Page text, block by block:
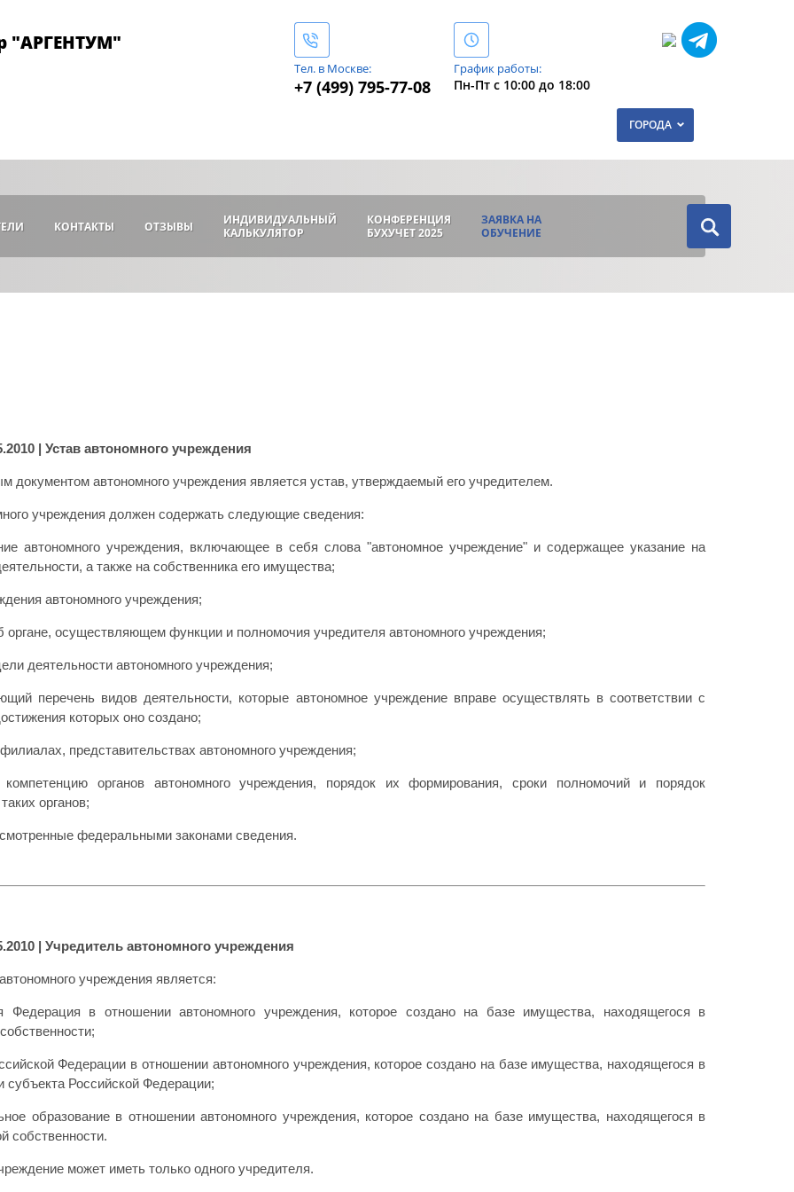
"АРГЕНТУМ"
ГОРОДА
Тел. в Москве:
+7 (499) 795-77-08
График работы:
Пн-Пт с 10:00 до 18:00
КОНТАКТЫ ОТЗЫВЫ
ИНДИВИДУАЛЬНЫЙ
КАЛЬКУЛЯТОР
КОНФЕРЕНЦИЯ
БУХУЧЕТ 2025
ЗАЯВКА НА
ОБУЧЕНИЕ
| Устав автономного учреждения
документом автономного учреждения является устав, утверждаемый его учредителем.
учреждения должен содержать следующие сведения:
автономного учреждения, включающее в себя слова "автономное учреждение" и содержащее указание на
а также на собственника его имущества;
автономного учреждения;
органе, осуществляющем функции и полномочия учредителя автономного учреждения;
деятельности автономного учреждения;
перечень видов деятельности, которые автономное учреждение вправе осуществлять в соответствии с
которых оно создано;
представительствах автономного учреждения;
компетенцию органов автономного учреждения, порядок их формирования, сроки полномочий и порядок
органов;
федеральными законами сведения.
| Учредитель автономного учреждения
учреждения является:
Федерация в отношении автономного учреждения, которое создано на базе имущества, находящегося в
Федерации в отношении автономного учреждения, которое создано на базе имущества, находящегося в
субъекта Российской Федерации;
образование в отношении автономного учреждения, которое создано на базе имущества, находящегося в
собственности.
может иметь только одного учредителя.